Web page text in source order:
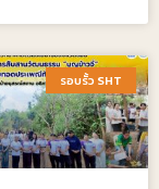
รอบรั้ว SHT​